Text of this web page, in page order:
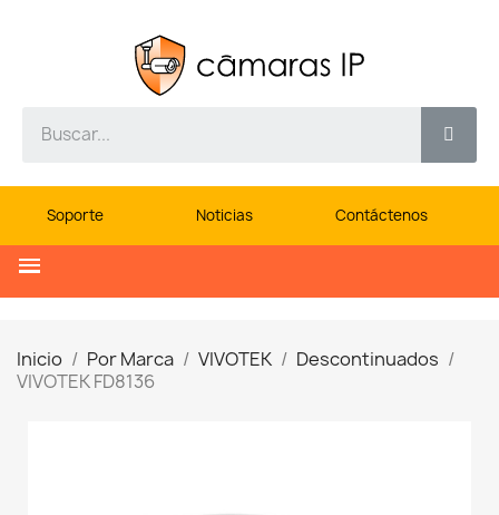
Soporte Noticias Contáctenos
Inicio Por Marca VIVOTEK
Descontinuados
VIVOTEK FD8136